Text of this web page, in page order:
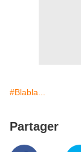
#Blabla...
Partager